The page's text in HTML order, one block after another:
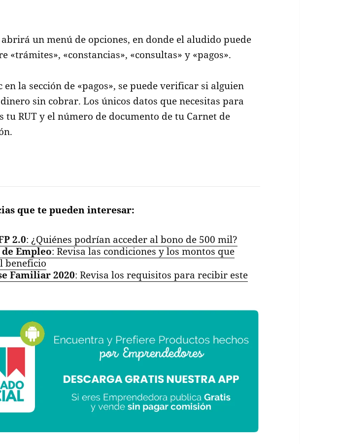
un menú de opciones, en donde el aludido puede
«trámites», «constancias», «consultas» y «pagos».
en la sección de «pagos», se puede verificar si alguien
sin cobrar. Los únicos datos que necesitas para
tu RUT y el número de documento de tu Carnet de
que te pueden interesar:
2.0: ¿Quiénes podrían acceder al bono de 500 mil?
Empleo: Revisa las condiciones y los montos que
beneficio
Familiar 2020: Revisa los requisitos para recibir este